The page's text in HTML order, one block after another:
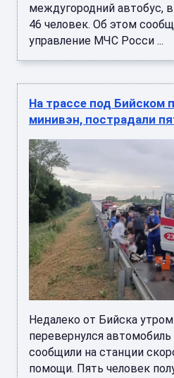
междугородний автобус,
46 человек. Об этом
управление МЧС Росси ...
На трассе под Бийском
минивэн, пострадали
Недалеко от Бийска
перевернулся
сообщили на станции
помощи. Пять человек